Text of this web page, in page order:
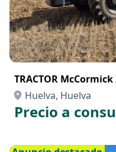
TRACTOR McCormick
Huelva, Huelva
Precio a